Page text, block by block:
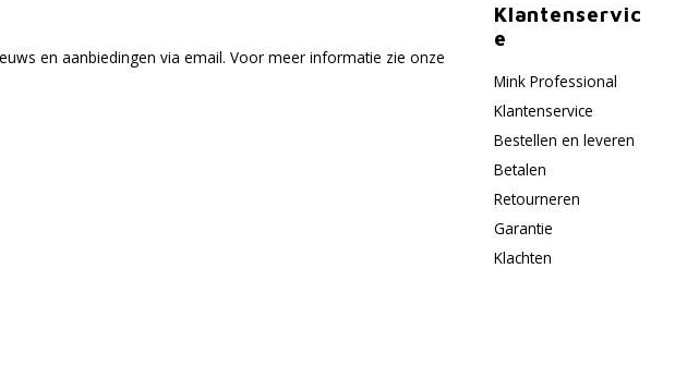
en aanbiedingen via email. Voor meer informatie zie onze
Klantenservic
e
Mink Professional
Klantenservice
Bestellen en leveren
Betalen
Retourneren
Garantie
Klachten